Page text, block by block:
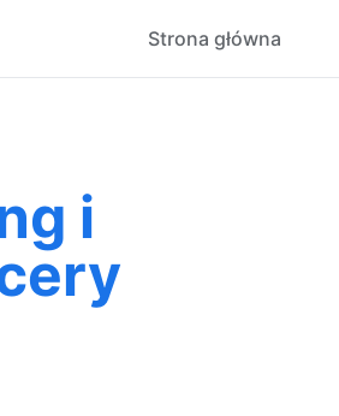
Strona główna
i